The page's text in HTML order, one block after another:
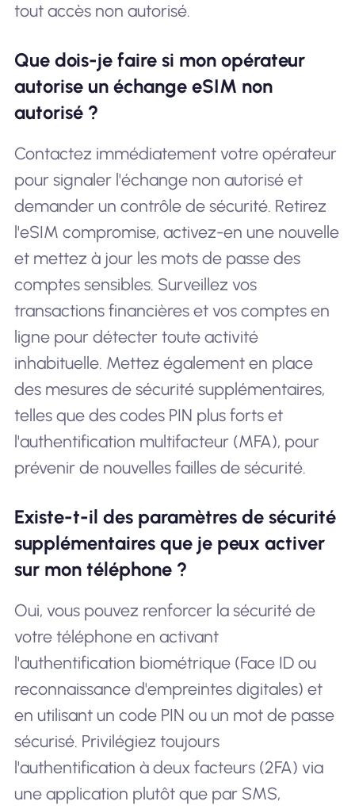
tout accès non autorisé.
Que dois-je faire si mon opérateur
autorise un échange eSIM non
autorisé ?
Contactez immédiatement votre opérateur
pour signaler l'échange non autorisé et
demander un contrôle de sécurité. Retirez
l'eSIM compromise, activez-en une nouvelle
et mettez à jour les mots de passe des
comptes sensibles. Surveillez vos
transactions financières et vos comptes en
ligne pour détecter toute activité
inhabituelle. Mettez également en place
des mesures de sécurité supplémentaires,
telles que des codes PIN plus forts et
l'authentification multifacteur (MFA), pour
prévenir de nouvelles failles de sécurité.
Existe-t-il des paramètres de sécurité
supplémentaires que je peux activer
sur mon téléphone ?
Oui, vous pouvez renforcer la sécurité de
votre téléphone en activant
l'authentification biométrique (Face ID ou
reconnaissance d'empreintes digitales) et
en utilisant un code PIN ou un mot de passe
sécurisé. Privilégiez toujours
l'authentification à deux facteurs (2FA) via
une application plutôt que par SMS,